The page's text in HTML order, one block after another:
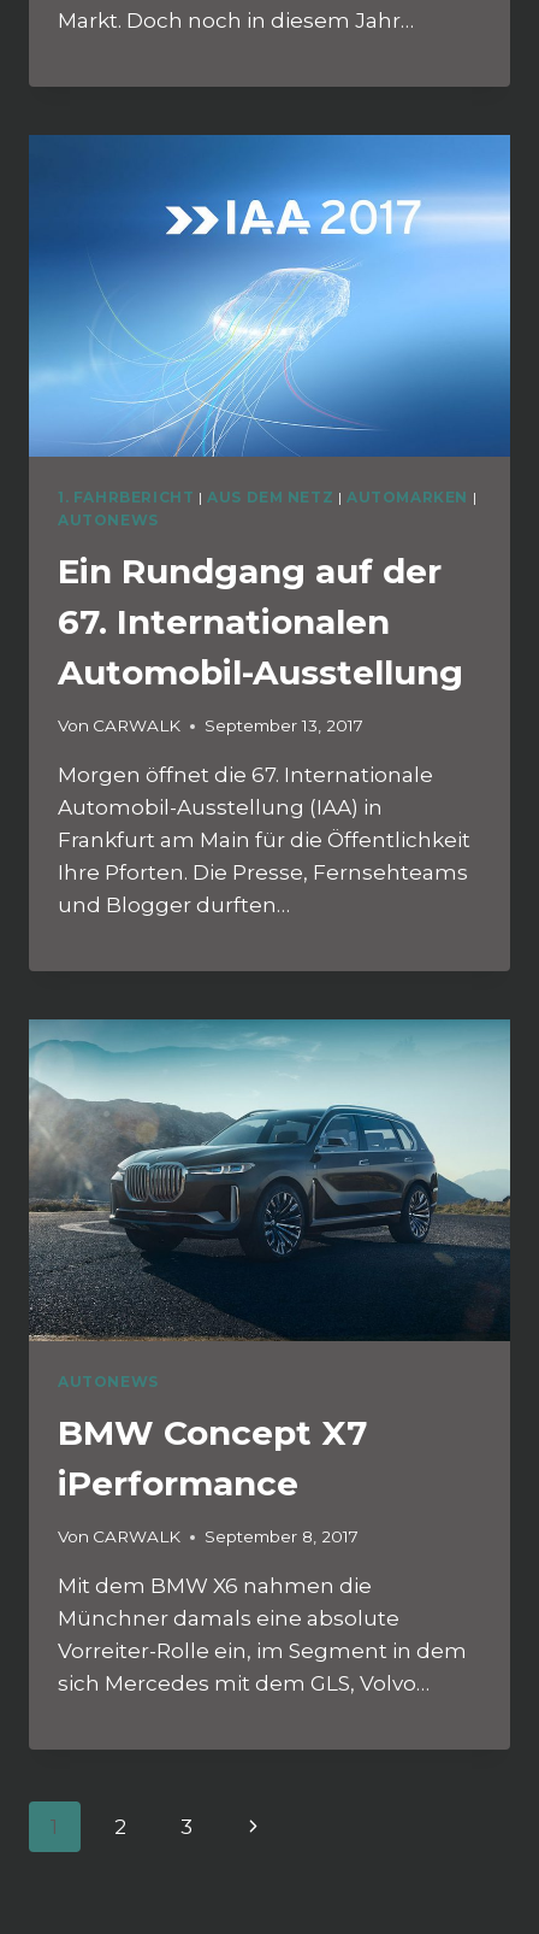
Markt. Doch noch in diesem Jahr…
1. FAHRBERICHT | AUS DEM NETZ | AUTOMARKEN |
AUTONEWS
Ein Rundgang auf der
67. Internationalen
Automobil-Ausstellung
Von CARWALK September 13, 2017
Morgen öffnet die 67. Internationale
Automobil-Ausstellung (IAA) in
Frankfurt am Main für die Öffentlichkeit
Ihre Pforten. Die Presse, Fernsehteams
und Blogger durften…
AUTONEWS
BMW Concept X7
iPerformance
Von CARWALK September 8, 2017
Mit dem BMW X6 nahmen die
Münchner damals eine absolute
Vorreiter-Rolle ein, im Segment in dem
sich Mercedes mit dem GLS, Volvo…
Seitennavigation
1 2 3
Nächste